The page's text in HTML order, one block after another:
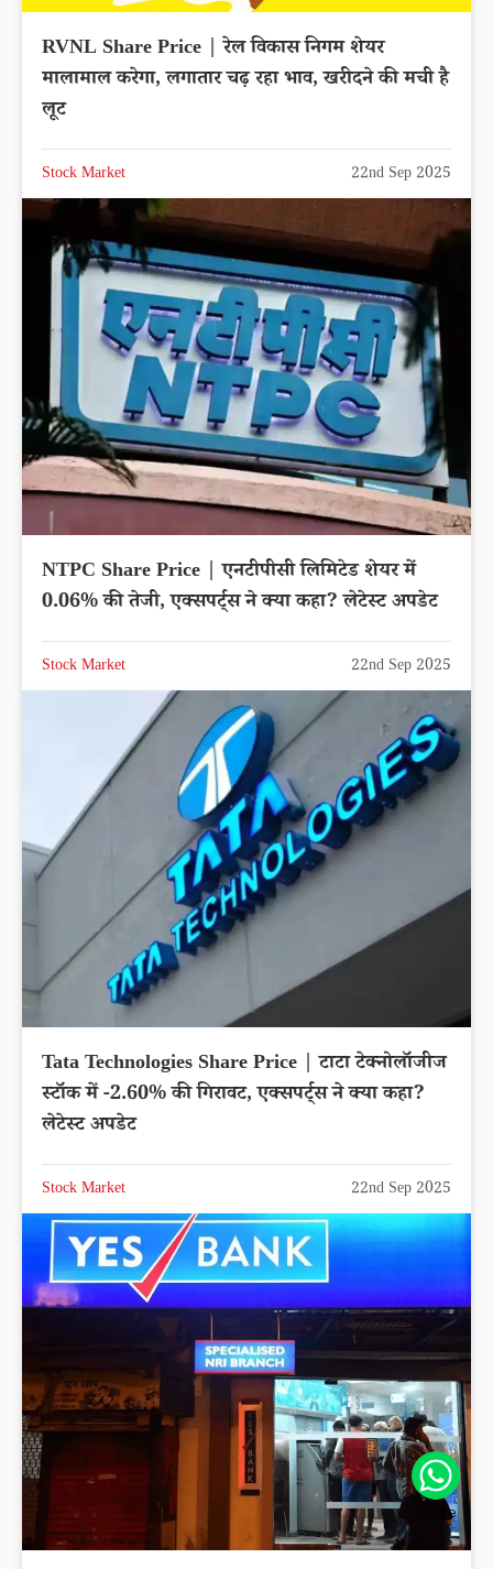
RVNL Share Price | रेल विकास निगम शेयर
मालामाल करेगा, लगातार चढ़ रहा भाव, खरीदने की मची है
लूट
Stock Market 22nd Sep 2025
NTPC Share Price | एनटीपीसी लिमिटेड शेयर में
0.06% की तेजी, एक्सपर्ट्स ने क्या कहा? लेटेस्ट अपडेट
Stock Market 22nd Sep 2025
Tata Technologies Share Price | टाटा टेक्नोलॉजीज
स्टॉक में -2.60% की गिरावट, एक्सपर्ट्स ने क्या कहा?
लेटेस्ट अपडेट
Stock Market 22nd Sep 2025
Share